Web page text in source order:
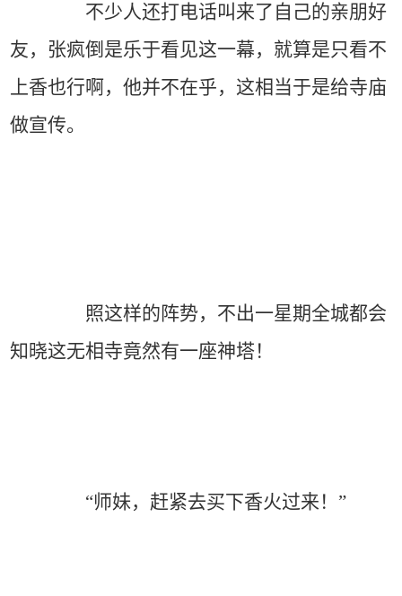
不少人还打电话叫来了自己的亲朋好
友，张疯倒是乐于看见这一幕，就算是只看不
上香也行啊，他并不在乎，这相当于是给寺庙
做宣传。
照这样的阵势，不出一星期全城都会
知晓这无相寺竟然有一座神塔！
“师妹，赶紧去买下香火过来！”